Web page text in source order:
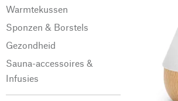
Warmtekussen
Sponzen & Borstels
Gezondheid
Sauna-accessoires &
Infusies